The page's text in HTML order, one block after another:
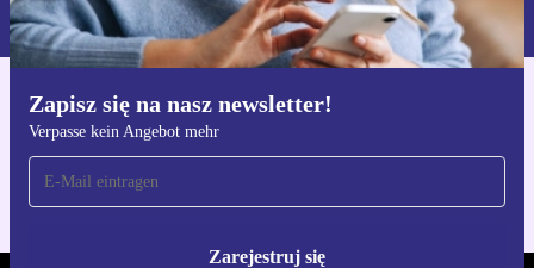
Zapisz się na nasz newsletter!
Verpasse kein Angebot mehr
Zarejestruj się
naszej
Polityce prywatności
Pobierz aplikację refurbed
Dla iOS i Android